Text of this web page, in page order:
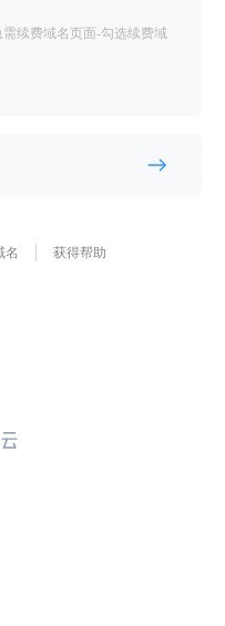
续费域名页面-勾选续费域
名 获得帮助